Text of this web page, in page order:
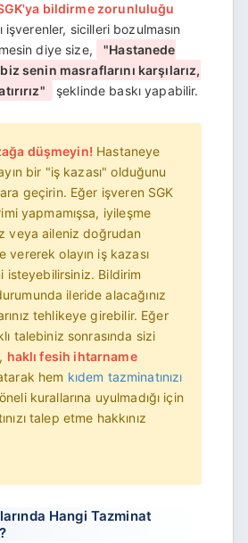
bildirme zorunluluğu
işverenler, sicilleri bozulmasın
diye size,
"Hastanede
senin masraflarını karşılarız,
şeklinde baskı yapabilir.
düşmeyin! Hastaneye
bir "iş kazası" olduğunu
geçirin. Eğer işveren SGK
yapmamışsa, iyileşme
veya aileniz doğrudan
vererek olayın iş kazası
isteyebilirsiniz. Bildirim
ileride alacağınız
tehlikeye girebilir. Eğer
talebiniz sonrasında sizi
haklı fesih ihtarname
hem kıdem tazminatınızı
kurallarına uyulmadığı için
talep etme hakkınız
Hangi Tazminat